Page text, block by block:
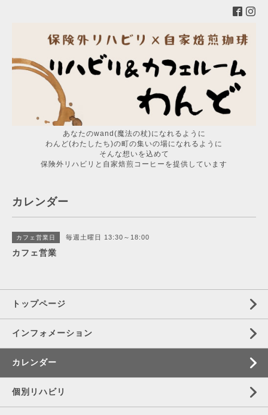
あなたのwand(魔法の杖)になれるように
わんど(わたしたち)の町の集いの場になれるように
そんな想いを込めて
保険外リハビリと自家焙煎コーヒーを提供しています
カレンダー
カフェ営業日 毎週土曜日 13:30～18:00
カフェ営業
トップページ
インフォメーション
カレンダー
個別リハビリ